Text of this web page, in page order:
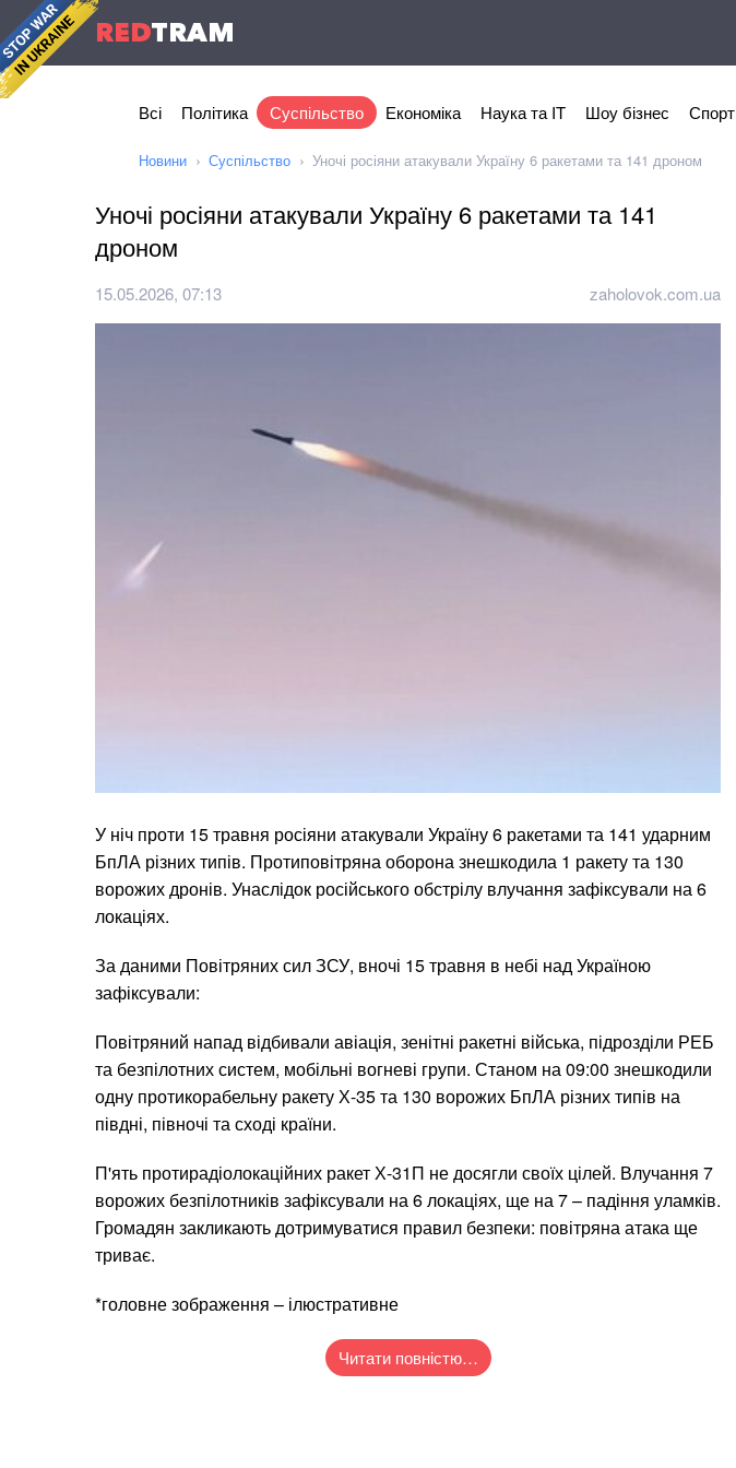
REDTRAM
Всі Політика Суспільство Економіка Наука та IT Шоу бізнес Спорт
Новини Суспільство Уночі росіяни атакували Україну 6 ракетами та 141 дроном
Уночі росіяни атакували Україну 6 ракетами та 141
дроном
15.05.2026, 07:13 zaholovok.com.ua
У ніч проти 15 травня росіяни атакували Україну 6 ракетами та 141 ударним
БпЛА різних типів. Протиповітряна оборона знешкодила 1 ракету та 130
ворожих дронів. Унаслідок російського обстрілу влучання зафіксували на 6
локаціях.
За даними Повітряних сил ЗСУ, вночі 15 травня в небі над Україною
зафіксували:
Повітряний напад відбивали авіація, зенітні ракетні війська, підрозділи РЕБ
та безпілотних систем, мобільні вогневі групи. Станом на 09:00 знешкодили
одну протикорабельну ракету Х-35 та 130 ворожих БпЛА різних типів на
півдні, півночі та сході країни.
П'ять протирадіолокаційних ракет Х-31П не досягли своїх цілей. Влучання 7
ворожих безпілотників зафіксували на 6 локаціях, ще на 7 – падіння уламків.
Громадян закликають дотримуватися правил безпеки: повітряна атака ще
триває.
*головне зображення – ілюстративне
Читати повністю…